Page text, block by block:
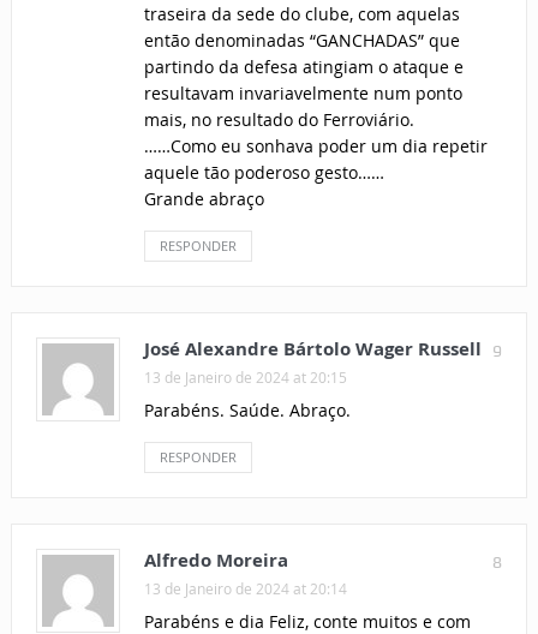
traseira da sede do clube, com aquelas
então denominadas “GANCHADAS” que
partindo da defesa atingiam o ataque e
resultavam invariavelmente num ponto
mais, no resultado do Ferroviário.
……Como eu sonhava poder um dia repetir
aquele tão poderoso gesto……
Grande abraço
RESPONDER
9
José Alexandre Bártolo Wager Russell
13 de Janeiro de 2024 at 20:15
Parabéns. Saúde. Abraço.
RESPONDER
8
Alfredo Moreira
13 de Janeiro de 2024 at 20:14
Parabéns e dia Feliz, conte muitos e com